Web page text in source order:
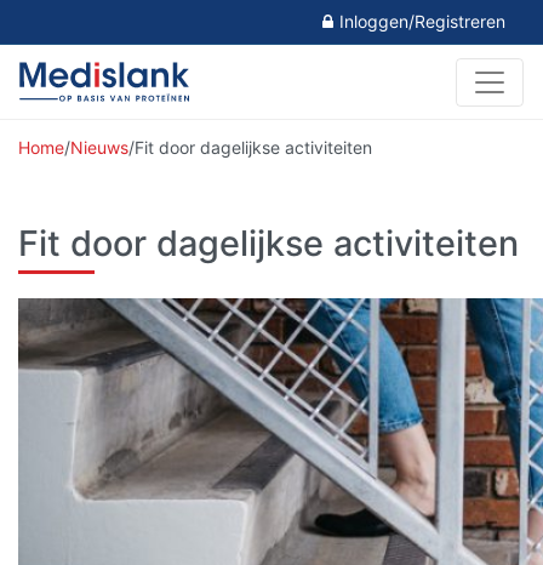
Inloggen/Registreren
Home/Nieuws/Fit door dagelijkse activiteiten
Fit door dagelijkse activiteiten